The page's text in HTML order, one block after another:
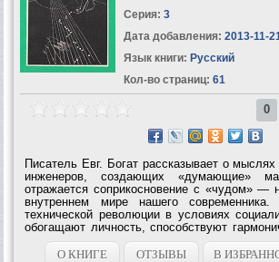
Серия: 3
Дата добавления: 2013-11-
Язык книги: Русский
Кол-во страниц: 61
0
Писатель Евг. Богат рассказывает о
инженеров, создающих «думающие»
отражается соприкосновение с «чудом» —
внутреннем мире нашего современника.
технической революции в условиях
обогащают личность, способствуют
Книга «Чувства и вещи» воюет с
отношением к жизни,...
О КНИГЕ ОТЗЫВЫ В